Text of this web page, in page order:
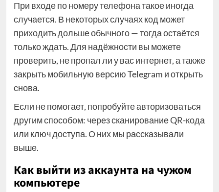
При входе по номеру телефона такое иногда
случается. В некоторых случаях код может
приходить дольше обычного — тогда остаётся
только ждать. Для надёжности вы можете
проверить, не пропал ли у вас интернет, а также
закрыть мобильную версию Telegram и открыть
снова.
Если не помогает, попробуйте авторизоваться
другим способом: через сканирование QR-кода
или ключ доступа. О них мы рассказывали
выше.
Как выйти из аккаунта на чужом
компьютере